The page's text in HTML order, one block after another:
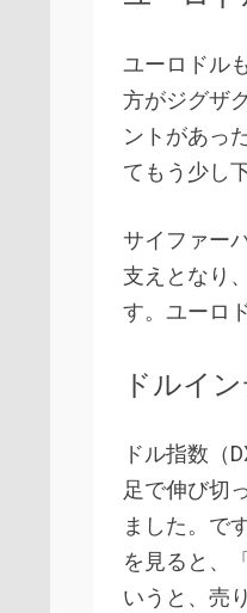
ユーロドル
方がジグザ
ントがあっ
てもう少し
サイファー
支えとなり
す。ユーロ
ドルイ
ドル指数（
足で伸び切
ました。で
を見ると、
いうと、売